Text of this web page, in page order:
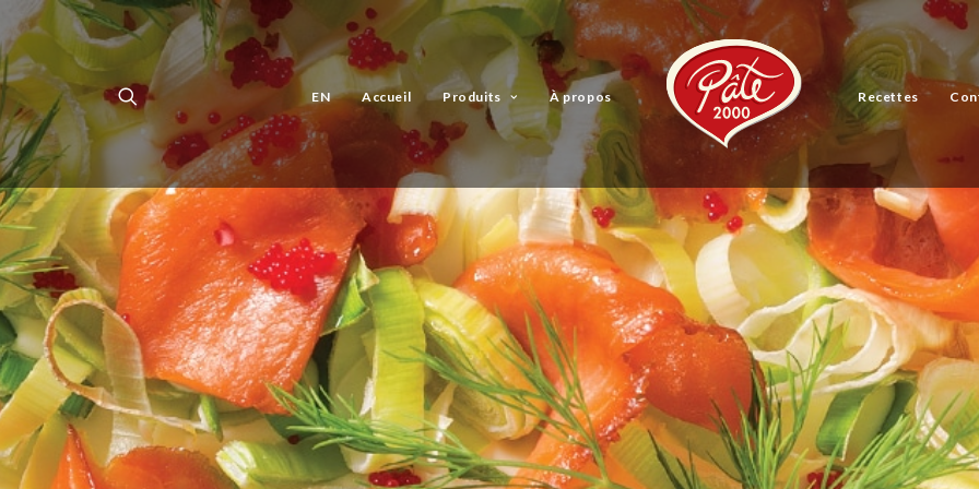
EN Accueil Produits À propos Recettes